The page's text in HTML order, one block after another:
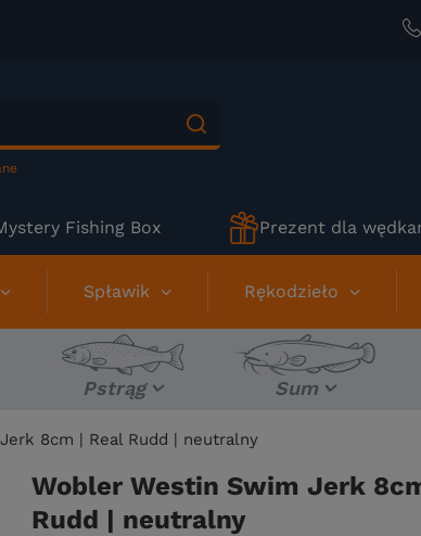
Fishing Box Prezent dla
Spławik Rękodzieło
Pstrąg Sum
8cm | Real Rudd | neutralny
Wobler Westin Swim Jerk
Rudd | neutralny